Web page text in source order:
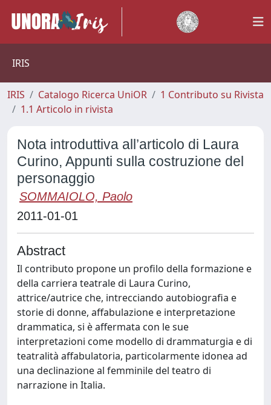
IRIS
IRIS Catalogo Ricerca UniOR
1 Contributo su Rivista
1.1 Articolo in rivista
Nota introduttiva all’articolo di Laura
Curino, Appunti sulla costruzione del
personaggio
SOMMAIOLO, Paolo
2011-01-01
Abstract
Il contributo propone un profilo della formazione e
della carriera teatrale di Laura Curino,
attrice/autrice che, intrecciando autobiografia e
storie di donne, affabulazione e interpretazione
drammatica, si è affermata con le sue
interpretazioni come modello di drammaturgia e di
teatralità affabulatoria, particolarmente idonea ad
una declinazione al femminile del teatro di
narrazione in Italia.